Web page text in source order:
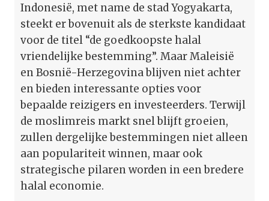
Indonesië, met name de stad Yogyakarta,
steekt er bovenuit als de sterkste kandidaat
voor de titel “de goedkoopste halal
vriendelijke bestemming”. Maar Maleisië
en Bosnië-Herzegovina blijven niet achter
en bieden interessante opties voor
bepaalde reizigers en investeerders. Terwijl
de moslimreis markt snel blijft groeien,
zullen dergelijke bestemmingen niet alleen
aan populariteit winnen, maar ook
strategische pilaren worden in een bredere
halal economie.